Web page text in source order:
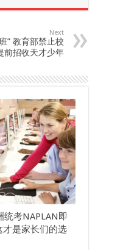
Next
” 教育部禁止校
前招收天才少年
统考NAPLAN即
才是家长们的选